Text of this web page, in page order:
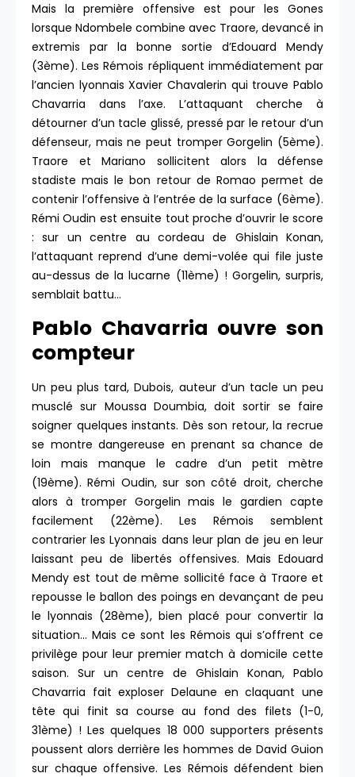
Mais la première offensive est pour les Gones
lorsque Ndombele combine avec Traore, devancé in
extremis par la bonne sortie d’Edouard Mendy
(3ème). Les Rémois répliquent immédiatement par
l’ancien lyonnais Xavier Chavalerin qui trouve Pablo
Chavarria dans l’axe. L’attaquant cherche à
détourner d’un tacle glissé, pressé par le retour d’un
défenseur, mais ne peut tromper Gorgelin (5ème).
Traore et Mariano sollicitent alors la défense
stadiste mais le bon retour de Romao permet de
contenir l’offensive à l’entrée de la surface (6ème).
Rémi Oudin est ensuite tout proche d’ouvrir le score
: sur un centre au cordeau de Ghislain Konan,
l’attaquant reprend d’une demi-volée qui file juste
au-dessus de la lucarne (11ème) ! Gorgelin, surpris,
semblait battu…
Pablo Chavarria ouvre son
compteur
Un peu plus tard, Dubois, auteur d’un tacle un peu
musclé sur Moussa Doumbia, doit sortir se faire
soigner quelques instants. Dès son retour, la recrue
se montre dangereuse en prenant sa chance de
loin mais manque le cadre d’un petit mètre
(19ème). Rémi Oudin, sur son côté droit, cherche
alors à tromper Gorgelin mais le gardien capte
facilement (22ème). Les Rémois semblent
contrarier les Lyonnais dans leur plan de jeu en leur
laissant peu de libertés offensives. Mais Edouard
Mendy est tout de même sollicité face à Traore et
repousse le ballon des poings en devançant de peu
le lyonnais (28ème), bien placé pour convertir la
situation… Mais ce sont les Rémois qui s’offrent ce
privilège pour leur premier match à domicile cette
saison. Sur un centre de Ghislain Konan, Pablo
Chavarria fait exploser Delaune en claquant une
tête qui finit sa course au fond des filets (1-0,
31ème) ! Les quelques 18 000 supporters présents
poussent alors derrière les hommes de David Guion
sur chaque offensive. Les Rémois défendent bien